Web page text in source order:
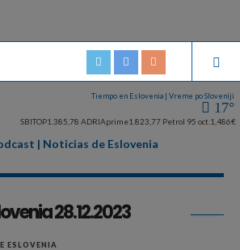
Tiempo en Eslovenia | Vreme po Sloveniji
17°
SBITOP1.385,78 ADRIAprime1.823,77 Petrol 95 oct. 1,486€
| Noticias de Eslovenia
28.12.2023
ESLOVENIA